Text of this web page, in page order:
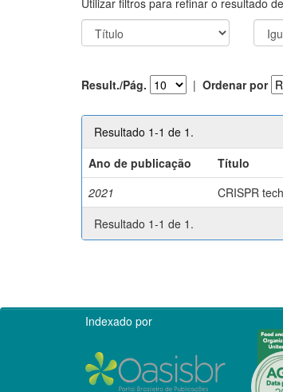
Result./Pág. | Ordenar por
Resultado 1-1 de 1.
Ano de publicação
Título
2021
CRISPR
Resultado 1-1 de 1.
Indexado por